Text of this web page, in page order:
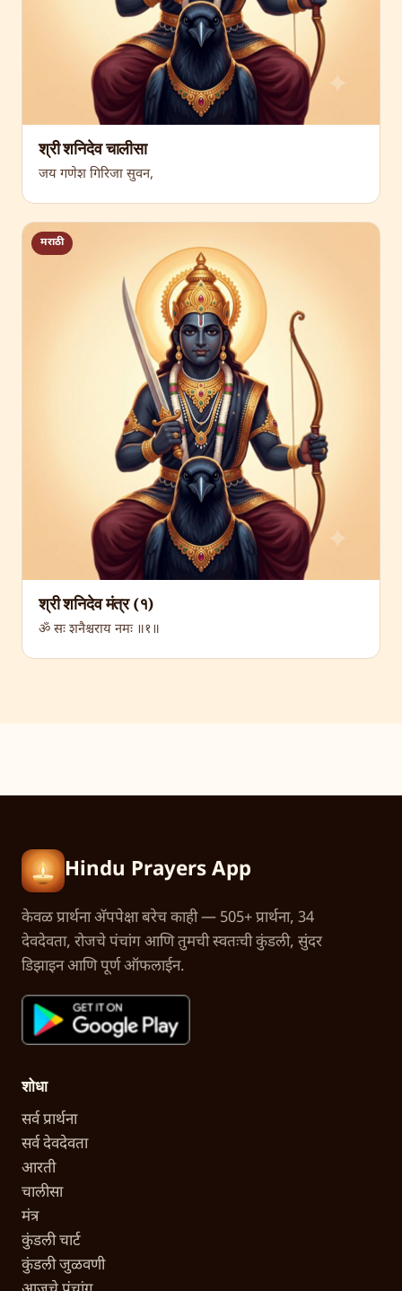
श्री शनिदेव चालीसा
जय गणेश गिरिजा सुवन,
मराठी
श्री शनिदेव मंत्र (१)
ॐ सः शनैश्चराय नमः ॥१॥
Hindu Prayers App
केवळ प्रार्थना अ‍ॅपपेक्षा बरेच काही — 505+ प्रार्थना, 34
देवदेवता, रोजचे पंचांग आणि तुमची स्वतःची कुंडली, सुंदर
डिझाइन आणि पूर्ण ऑफलाईन.
शोधा
सर्व प्रार्थना
सर्व देवदेवता
आरती
चालीसा
मंत्र
कुंडली चार्ट
कुंडली जुळवणी